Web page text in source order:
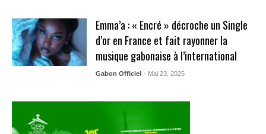
Emma’a : « Encré » décroche un Single
d’or en France et fait rayonner la
musique gabonaise à l’international
Gabon Officiel - Mai 23, 2025